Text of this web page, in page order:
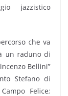
jazzistico
che va
un raduno di
Bellini”
Stefano di
Felice;